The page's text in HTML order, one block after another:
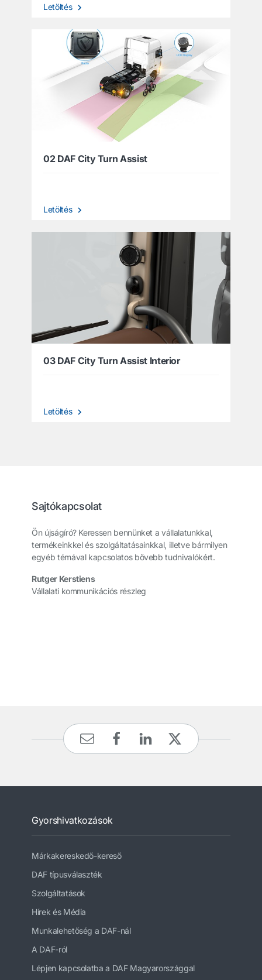
Letöltés
02 DAF City Turn Assist
Letöltés
03 DAF City Turn Assist Interior
Letöltés
Sajtókapcsolat
Ön újságíró? Keressen bennünket a vállalatunkkal,
termékeinkkel és szolgáltatásainkkal, illetve bármilyen
egyéb témával kapcsolatos bővebb tudnivalókért.
Rutger Kerstiens
Vállalati kommunikációs részleg
Gyorshivatkozások
Márkakereskedő-kereső
DAF típusválaszték
Szolgáltatások
Hírek és Média
Munkalehetőség a DAF-nál
A DAF-ról
Lépjen kapcsolatba a DAF Magyarországgal